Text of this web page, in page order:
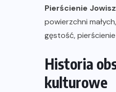
Pierścienie
powierzchni
gęstość,
Historia
kulturowe